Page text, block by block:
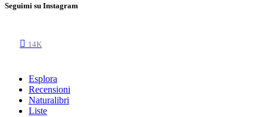
Seguimi su Instagram
14K
Esplora
Recensioni
Naturalibri
Liste